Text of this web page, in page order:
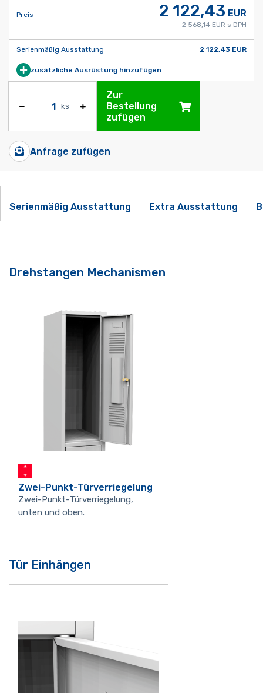
Preis 2 122,43 EUR
2 568,14 EUR s DPH
Serienmäßig Ausstattung 2 122,43 EUR
zusätzliche Ausrüstung hinzufügen
ks
Zur
Bestellung
zufügen
Anfrage zufügen
Serienmäßig Ausstattung Extra Ausstattung
Drehstangen Mechanismen
Zwei-Punkt-Türverriegelung
Zwei-Punkt-Türverriegelung,
unten und oben.
Tür Einhängen